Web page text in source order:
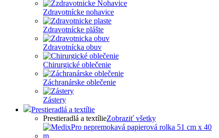
Zdravotnícke nohavice
Zdravotnícke plášte
Zdravotnícka obuv
Chirurgické oblečenie
Záchranárske oblečenie
Zástery
Prestieradlá a textílie
Prestieradlá a textílieZobraziť všetky